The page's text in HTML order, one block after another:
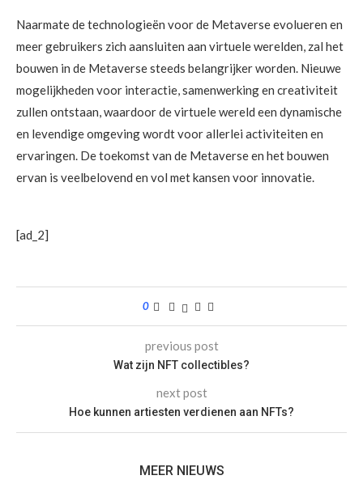
Naarmate de technologieën voor de Metaverse evolueren en
meer gebruikers zich aansluiten aan virtuele werelden, zal het
bouwen in de Metaverse steeds belangrijker worden. Nieuwe
mogelijkheden voor interactie, samenwerking en creativiteit
zullen ontstaan, waardoor de virtuele wereld een dynamische
en levendige omgeving wordt voor allerlei activiteiten en
ervaringen. De toekomst van de Metaverse en het bouwen
ervan is veelbelovend en vol met kansen voor innovatie.
[ad_2]
0
previous post
Wat zijn NFT collectibles?
next post
Hoe kunnen artiesten verdienen aan NFTs?
MEER NIEUWS